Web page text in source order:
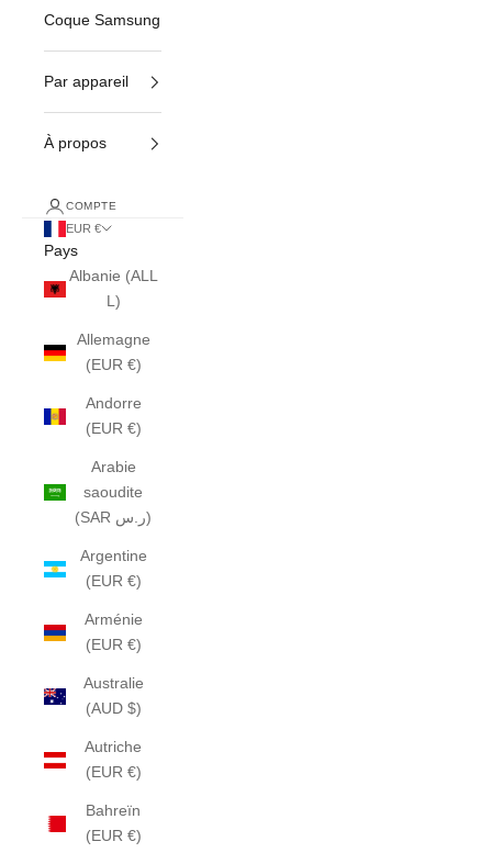
Coque Samsung
Par appareil
À propos
COMPTE
EUR €
Pays
Albanie (ALL
L)
Allemagne
(EUR €)
Andorre
(EUR €)
Arabie
saoudite
(SAR ر.س)
Argentine
(EUR €)
Arménie
(EUR €)
Australie
(AUD $)
Autriche
(EUR €)
Bahreïn
(EUR €)